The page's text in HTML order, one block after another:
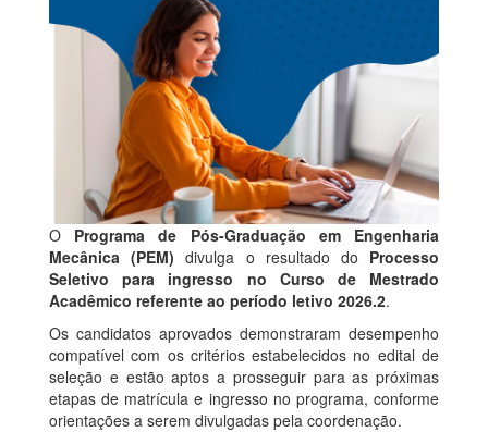
O Programa de Pós-Graduação em Engenharia
Mecânica (PEM) divulga o resultado do Processo
Seletivo para ingresso no Curso de Mestrado
Acadêmico referente ao período letivo 2026.2.
Os candidatos aprovados demonstraram desempenho
compatível com os critérios estabelecidos no edital de
seleção e estão aptos a prosseguir para as próximas
etapas de matrícula e ingresso no programa, conforme
orientações a serem divulgadas pela coordenação.